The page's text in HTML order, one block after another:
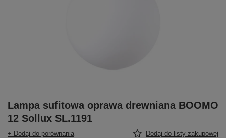
Lampa sufitowa oprawa drewniana BOOMO
12 Sollux SL.1191
+ Dodaj do porównania Dodaj do listy zakupowej